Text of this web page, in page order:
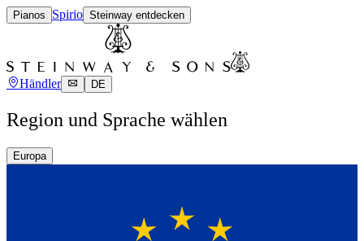
Pianos Spirio Steinway entdecken
Händler DE
Region und Sprache wählen
Europa